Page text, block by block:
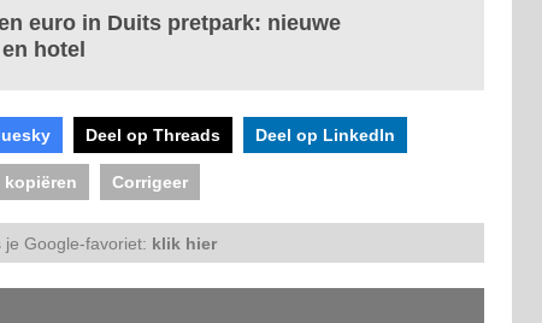
euro in Duits pretpark: nieuwe
hotel
Deel op Threads Deel op LinkedIn
kopiëren Corrigeer
je Google-favoriet: klik hier